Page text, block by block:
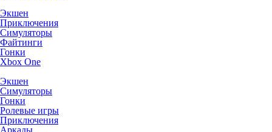
Экшен
Приключения
Симуляторы
Файтинги
Гонки
Xbox One
Экшен
Симуляторы
Гонки
Ролевые игры
Приключения
Аркады